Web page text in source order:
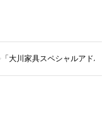
「大川家具スペシャルアドバ